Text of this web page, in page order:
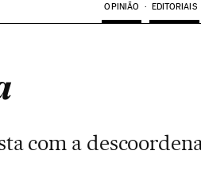
OPINIÃO EDITORIAIS
com a